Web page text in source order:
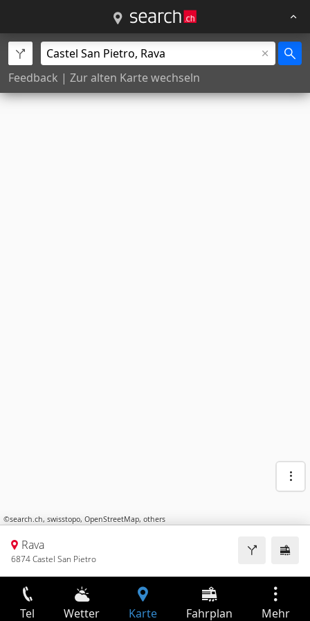
Feedback | Zur alten Karte wechseln
©search.ch, swisstopo, OpenStreetMap, others
Rava
6874 Castel San Pietro
Tel Wetter Karte Fahrplan Mehr